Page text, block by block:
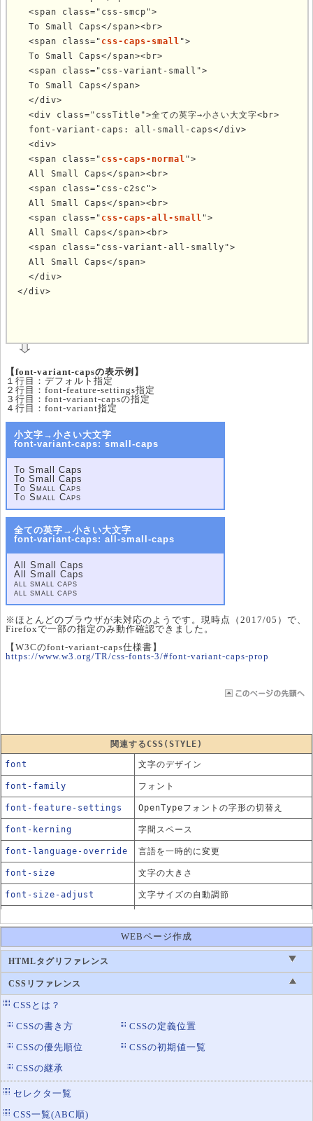
  <span class="css-smcp">
  To Small Caps</span><br>
  <span class="
css-caps-small ">
  To Small Caps</span><br>
  <span class="css-variant-small">
  To Small Caps</span>
  </div>
  <div class="cssTitle">全ての英字→小さい大文字<br>
  font-variant-caps: all-small-caps</div>
  <div>
  <span class="
css-caps-normal ">
  All Small Caps</span><br>
  <span class="css-c2sc">
  All Small Caps</span><br>
  <span class="
css-caps-all-small ">
  All Small Caps</span><br>
  <span class="css-variant-all-smally">
  All Small Caps</span>
  </div>
</div>
【font-variant-capsの表示例】
１行目：デフォルト指定
２行目：font-feature-settings指定
３行目：font-variant-capsの指定
４行目：font-variant指定
小文字→小さい大文字
font-variant-caps: small-caps
To Small Caps
To Small Caps
To Small Caps
To Small Caps
全ての英字→小さい大文字
font-variant-caps: all-small-caps
All Small Caps
All Small Caps
All Small Caps
All Small Caps
※ほとんどのブラウザが未対応のようです。現時点（2017/05）で、
Firefoxで一部の指定のみ動作確認できました。
【W3Cのfont-variant-caps仕様書】
https://www.w3.org/TR/css-fonts-3/#font-variant-caps-prop
関連するCSS(STYLE)
font 文字のデザイン
font-family フォント
font-feature-settings OpenTypeフォントの字形の切替え
font-kerning 字間スペース
font-language-override 言語を一時的に変更
font-size 文字の大きさ
font-size-adjust 文字サイズの自動調節
斜体のスタイル
font-synthesis
太字や斜体を持たないフォントの表示方
法
font-variant フォントの変換ルール
代替文字の置き換え指定
font-variant-east-asia
n
font-variant-ligatures
font-variant-numeric
WEBページ作成
HTMLタグリファレンス
CSSリファレンス
CSSとは？
CSSの書き方
CSSの定義位置
CSSの優先順位
CSSの初期値一覧
CSSの継承
セレクタ一覧
CSS一覧(ABC順)